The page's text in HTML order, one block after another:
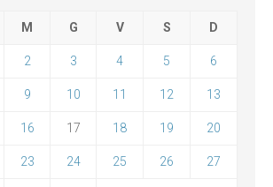
M G V S D
2 3 4 5 6
9 10 11 12 13
16 17 18 19 20
23 24 25 26 27